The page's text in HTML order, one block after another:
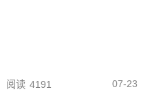
阅读 4191 07-23